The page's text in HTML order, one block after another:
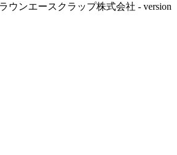
ウンエースクラップ株式会社 - version